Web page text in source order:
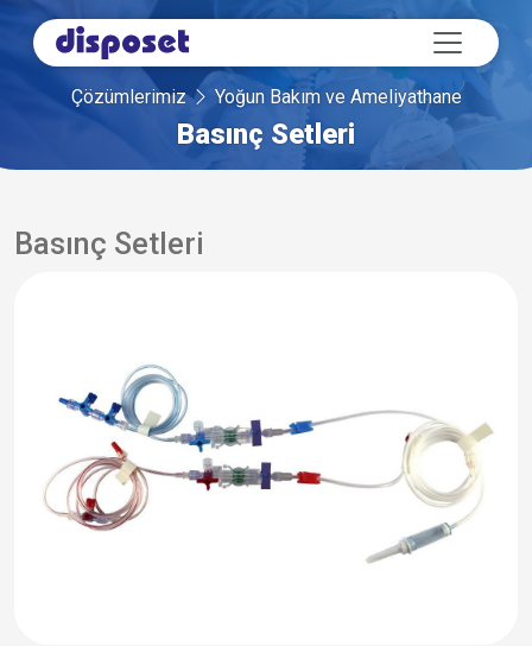
Çözümlerimiz Yoğun Bakım ve Ameliyathane
Basınç Setleri
Basınç Setleri